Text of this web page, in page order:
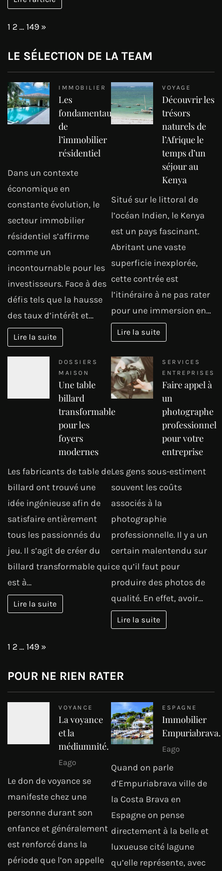
Page:
1 2…149 Next
»
LE SÉLECTION DE LA TEAM
IMMOBILIER
Les
fondamentaux
de
l’immobilier
résidentiel
Dans un contexte
économique en
constante évolution, le
secteur immobilier
résidentiel s’affirme
comme un
incontournable pour les
investisseurs. Face à des
défis tels que la hausse
des taux d’intérêt et…
Lire la suite
VOYAGE
Découvrir les
trésors
naturels de
l’Afrique le
temps d’un
séjour au
Kenya
Situé sur le littoral de
l’océan Indien, le Kenya
est un pays fascinant.
Abritant une vaste
superficie inexplorée,
cette contrée est
l’itinéraire à ne pas rater
pour une immersion en…
Lire la suite
DOSSIERS
MAISON
Une table
billard
transformable
pour les
foyers
modernes
Les fabricants de table de
billard ont trouvé une
idée ingénieuse afin de
satisfaire entièrement
tous les passionnés du
jeu. Il s’agit de créer du
billard transformable qui
est à…
Lire la suite
SERVICES
ENTREPRISES
Faire appel à
un
photographe
professionnel
pour votre
entreprise
Les gens sous-estiment
souvent les coûts
associés à la
photographie
professionnelle. Il y a un
certain malentendu sur
ce qu’il faut pour
produire des photos de
qualité. En effet, avoir…
Lire la suite
Page:
1 2…149 Next
»
POUR NE RIEN RATER
VOYANCE
La voyance
et la
médiumnité.
Eago
Le don de voyance se
manifeste chez une
personne durant son
enfance et généralement
est renforcé dans la
période que l’on appelle
ESPAGNE
Immobilier
Empuriabrava.
Eago
Quand on parle
d’Empuriabrava ville de
la Costa Brava en
Espagne on pense
directement à la belle et
luxueuse cité lagune
qu’elle représente, avec